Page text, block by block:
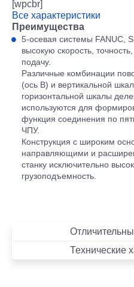
[wpcbr]
Все характеристики
Преимущества
5-осевая сиcтемы FANUC,
высокую скорость,
подачу.
Различные комбинации
(ось B) и вертикальной
горизонтальной шкалы
используются для
функция соединения по
ЧПУ.
Конструкция с широким
направляющими и
станку исключительно
грузоподъемность.
Технические